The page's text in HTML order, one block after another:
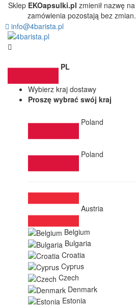
Sklep EKOapsulki.pl zmienił nazwę na
zamówienia pozostają bez zmian.
info@4barista.pl
PL
Wybierz kraj dostawy
Proszę wybrać swój kraj
Poland
Poland
Austria
Belgium
Bulgaria
Croatia
Cyprus
Czech
Denmark
Estonia